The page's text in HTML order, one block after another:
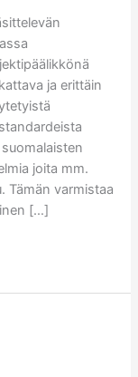
ja erittäin
joita mm.
Tämän varmistaa
[…]